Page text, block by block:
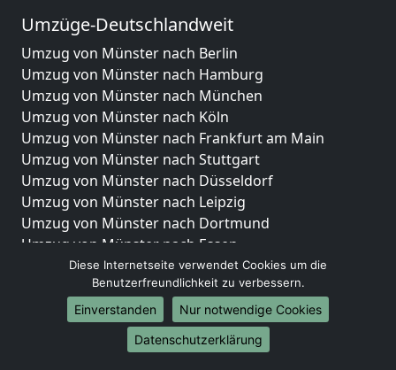
Umzüge-Deutschlandweit
Umzug von Münster nach Berlin
Umzug von Münster nach Hamburg
Umzug von Münster nach München
Umzug von Münster nach Köln
Umzug von Münster nach Frankfurt am Main
Umzug von Münster nach Stuttgart
Umzug von Münster nach Düsseldorf
Umzug von Münster nach Leipzig
Umzug von Münster nach Dortmund
Umzug von Münster nach Essen
Umzug von Münster nach Bremen
Umzug von Münster nach Dresden
Umzug von Münster nach Hannover
Umzug von Münster nach Nürnberg
Umzug von Münster nach Duisburg
Diese Internetseite verwendet Cookies um die
Benutzerfreundlichkeit zu verbessern.
Einverstanden
Nur notwendige Cookies
Datenschutzerklärung